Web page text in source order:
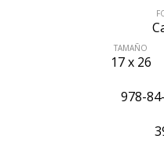
TAMAÑO
17 x 26
978-